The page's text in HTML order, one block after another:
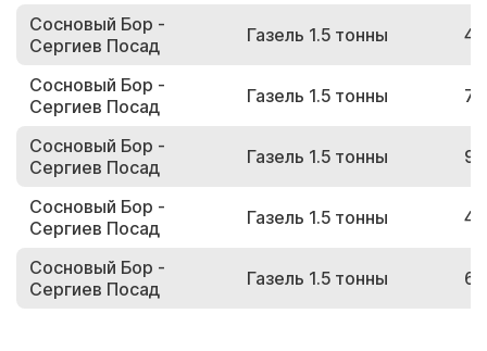
Сосновый Бор -
Сергиев Посад
Газель 1.5 тонны
Сосновый Бор -
Сергиев Посад
Газель 1.5 тонны
Сосновый Бор -
Сергиев Посад
Газель 1.5 тонны
Сосновый Бор -
Сергиев Посад
Газель 1.5 тонны
Сосновый Бор -
Сергиев Посад
Газель 1.5 тонны